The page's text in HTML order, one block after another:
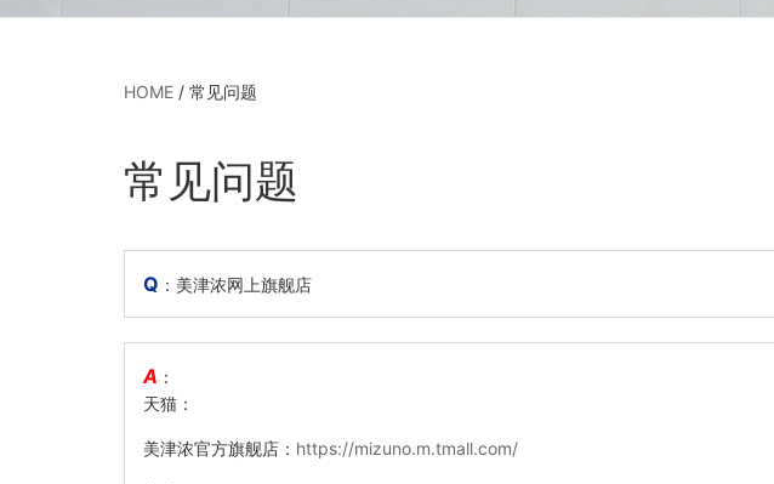
HOME / 常见问题
常见问题
Q ：美津浓网上旗舰店
A ：
天猫：
美津浓官方旗舰店： https://mizuno.m.tmall.com/